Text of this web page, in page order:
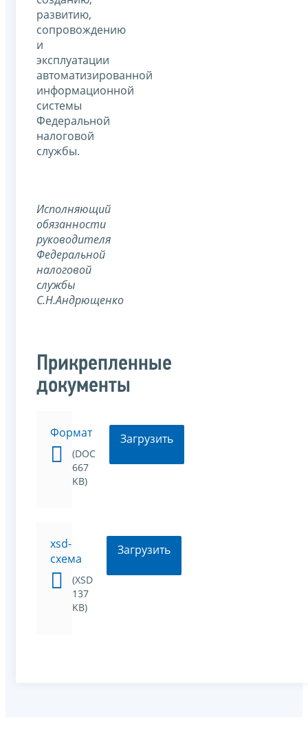
развитию,
сопровождению
и
эксплуатации
автоматизированной
информационной
системы
Федеральной
налоговой
службы.
Исполняющий
обязанности
руководителя
Федеральной
налоговой
службы
С.Н.Андрющенко
Прикрепленные
документы
Формат
(DOC
667
KB)
Загрузить
xsd-
схема
(XSD
137
KB)
Загрузить